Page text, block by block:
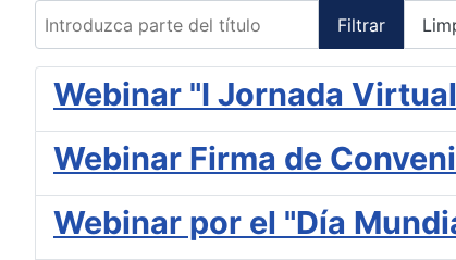
Introduzca parte del título
Filtrar
Webinar "I Jornada
Webinar Firma de
Webinar por el "Día